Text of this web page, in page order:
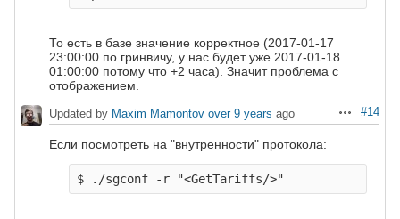
То есть в базе значение корректное (2017-01-17
23:00:00 по гринвичу, у нас будет уже 2017-01-18
01:00:00 потому что +2 часа). Значит проблема с
отображением.
Actions
#14
Updated by Maxim Mamontov over 9 years ago
Если посмотреть на "внутренности" протокола: